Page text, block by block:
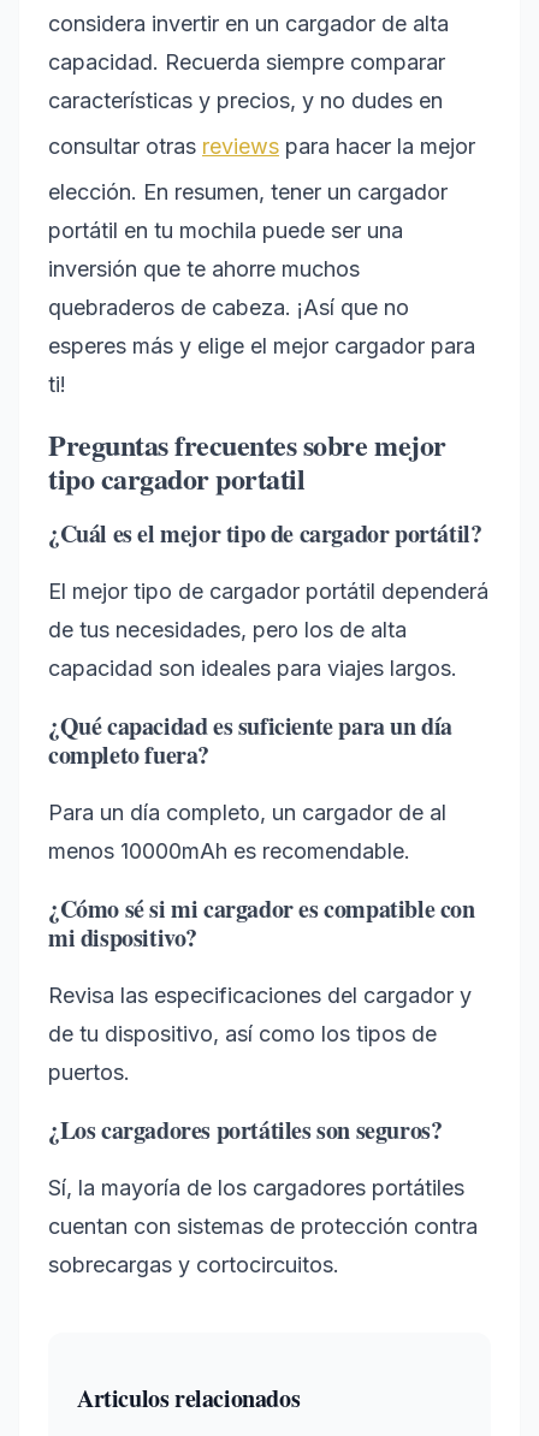
considera invertir en un cargador de alta
capacidad. Recuerda siempre comparar
características y precios, y no dudes en
consultar otras reviews para hacer la mejor
elección. En resumen, tener un cargador
portátil en tu mochila puede ser una
inversión que te ahorre muchos
quebraderos de cabeza. ¡Así que no
esperes más y elige el mejor cargador para
ti!
Preguntas frecuentes sobre mejor
tipo cargador portatil
¿Cuál es el mejor tipo de cargador portátil?
El mejor tipo de cargador portátil dependerá
de tus necesidades, pero los de alta
capacidad son ideales para viajes largos.
¿Qué capacidad es suficiente para un día
completo fuera?
Para un día completo, un cargador de al
menos 10000mAh es recomendable.
¿Cómo sé si mi cargador es compatible con
mi dispositivo?
Revisa las especificaciones del cargador y
de tu dispositivo, así como los tipos de
puertos.
¿Los cargadores portátiles son seguros?
Sí, la mayoría de los cargadores portátiles
cuentan con sistemas de protección contra
sobrecargas y cortocircuitos.
Articulos relacionados